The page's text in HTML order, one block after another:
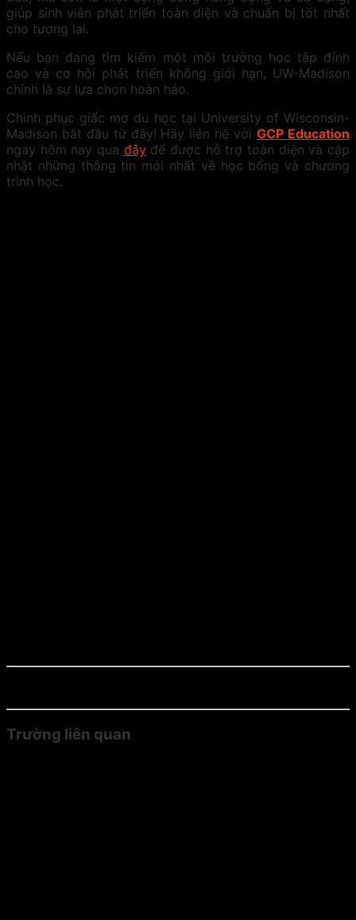
giúp sinh viên phát triển toàn diện và chuẩn bị tốt nhất
cho tương lai.
Nếu bạn đang tìm kiếm một môi trường học tập đỉnh
cao và cơ hội phát triển không giới hạn, UW-Madison
chính là sự lựa chọn hoàn hảo.
Chinh phục giấc mơ du học tại University of Wisconsin-
Madison bắt đầu từ đây! Hãy liên hệ vớiGCP Education
ngay hôm nay qua đâyđể được hỗ trợ toàn diện và cập
nhật những thông tin mới nhất về học bổng và chương
trình học.
Trường liên quan